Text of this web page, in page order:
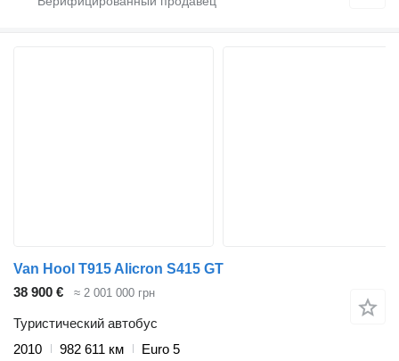
Van Hool T915 Alicron S415 GT
38 900 €
≈ 2 001 000 грн
Туристический автобус
2010
982 611 км
Euro 5